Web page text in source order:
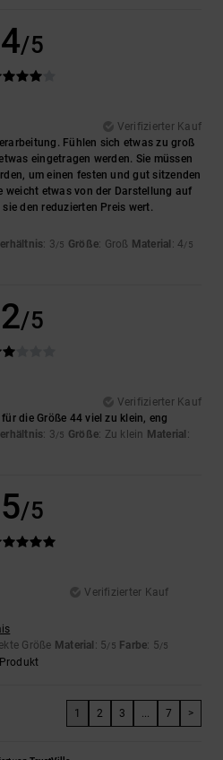
4/5
Verifizierter Kauf
Fühlen sich etwas zu groß
eingetragen werden. Sie müssen
um einen festen und gut sitzenden
weicht etwas von der Darstellung auf
den reduzierten Preis wert.
: 3/5 Größe: Groß Material : 4/5
2/5
Verifizierter Kauf
die Größe 44 viel zu klein, eng
: 3/5 Größe: Zu klein Material :
5/5
Verifizierter Kauf
Größe Material : 5/5 Farbe: 5/5
1 2 3 ... 7 >